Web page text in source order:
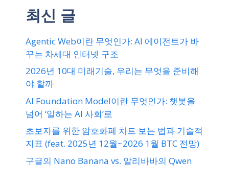
최신 글
Agentic Web이란 무엇인가: AI 에이전트가 바
꾸는 차세대 인터넷 구조
2026년 10대 미래기술, 우리는 무엇을 준비해
야 할까
AI Foundation Model이란 무엇인가: 챗봇을
넘어 ‘일하는 AI 사회’로
초보자를 위한 암호화폐 차트 보는 법과 기술적
지표 (feat. 2025년 12월~2026 1월 BTC 전망)
구글의 Nano Banana vs. 알리바바의 Qwen